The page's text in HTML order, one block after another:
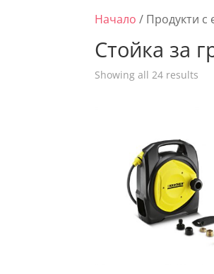
Начало / Продукти с
Стойка за
Showing all 24 results
high